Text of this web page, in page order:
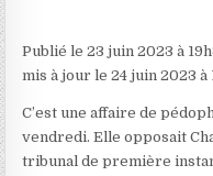
Publié le 23 juin 2023 à
mis à jour le 24 juin 2023 à
C’est une affaire de
vendredi. Elle opposait
tribunal de première